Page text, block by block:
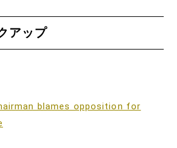
アップ
blames opposition for